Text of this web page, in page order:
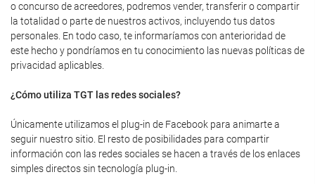
o concurso de acreedores, podremos vender, transferir o compartir
la totalidad o parte de nuestros activos, incluyendo tus datos
personales. En todo caso, te informaríamos con anterioridad de
este hecho y pondríamos en tu conocimiento las nuevas políticas de
privacidad aplicables.
¿Cómo utiliza TGT las redes sociales?
Únicamente utilizamos el plug-in de Facebook para animarte a
seguir nuestro sitio. El resto de posibilidades para compartir
información con las redes sociales se hacen a través de los enlaces
simples directos sin tecnología plug-in.